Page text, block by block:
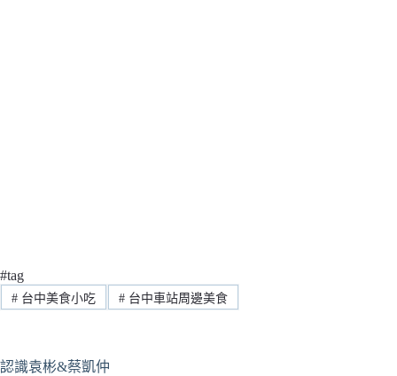
#tag
#台中美食小吃 #台中車站周邊美食
認識袁彬&蔡凱仲